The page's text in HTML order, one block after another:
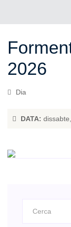
2026
Dia
DATA: